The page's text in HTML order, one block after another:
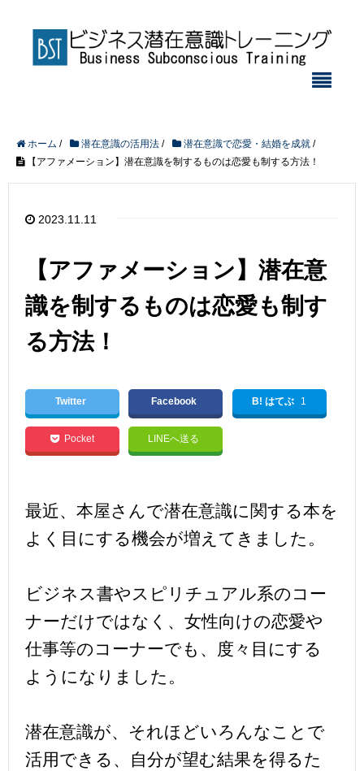
ホーム / 潜在意識の活用法 / 潜在意識で恋愛・結婚を成就 /
【アファメーション】潜在意識を制するものは恋愛も制する方法！
2023.11.11
【アファメーション】潜在意
識を制するものは恋愛も制す
る方法！
Twitter Facebook B! はてぶ 1
Pocket LINEへ送る
最近、本屋さんで潜在意識に関する本を
よく目にする機会が増えてきました。
ビジネス書やスピリチュアル系のコー
ナーだけではなく、女性向けの恋愛や
仕事等のコーナーでも、度々目にする
ようになりました。
潜在意識が、それほどいろんなことで
活用できる、自分が望む結果を得るた